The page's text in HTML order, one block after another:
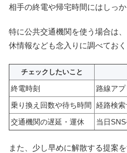
相手の終電や帰宅時間にはしっ
特に公共交通機関を使う場合は
休情報なども念入りに調べておく
チェックしたいこと
終電時刻
路線ア
乗り換え回数や待ち時間
経路検
交通機関の遅延・運休
当日
また、少し早めに解散する提案